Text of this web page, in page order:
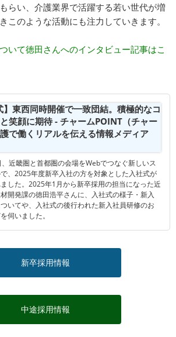
らい、介護業界で活躍する若い世代が増
このような活動にも注力していきます。
いて徳田さんへのインタビュー記事はこ
】東西同時開催で一致団結。積極的なコ
笑顔に期待 - チャームPOINT（チャー
で働くリアルを伝える情報メディア
近畿圏と首都圏の会場をWebでつなぐ新しいス
、2025年度新卒入社の方を対象とした入社式が
した。2025年1月から新卒採用の担当になった近
開発課の徳田浩平さんに、入社式の様子・新入
いてや、入社式の後行われた新入社員研修のお
伺いました。
新卒採用情報
中途採用情報